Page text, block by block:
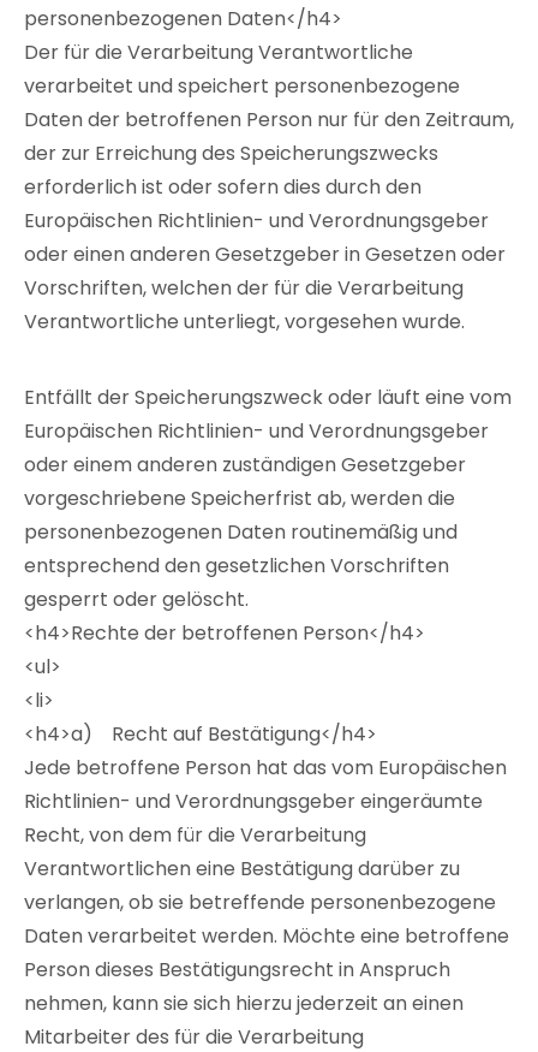
personenbezogenen Daten</h4>
Der für die Verarbeitung Verantwortliche
verarbeitet und speichert personenbezogene
Daten der betroffenen Person nur für den Zeitraum,
der zur Erreichung des Speicherungszwecks
erforderlich ist oder sofern dies durch den
Europäischen Richtlinien- und Verordnungsgeber
oder einen anderen Gesetzgeber in Gesetzen oder
Vorschriften, welchen der für die Verarbeitung
Verantwortliche unterliegt, vorgesehen wurde.
Entfällt der Speicherungszweck oder läuft eine vom
Europäischen Richtlinien- und Verordnungsgeber
oder einem anderen zuständigen Gesetzgeber
vorgeschriebene Speicherfrist ab, werden die
personenbezogenen Daten routinemäßig und
entsprechend den gesetzlichen Vorschriften
gesperrt oder gelöscht.
<h4>Rechte der betroffenen Person</h4>
<ul>
<li>
<h4>a) Recht auf Bestätigung</h4>
Jede betroffene Person hat das vom Europäischen
Richtlinien- und Verordnungsgeber eingeräumte
Recht, von dem für die Verarbeitung
Verantwortlichen eine Bestätigung darüber zu
verlangen, ob sie betreffende personenbezogene
Daten verarbeitet werden. Möchte eine betroffene
Person dieses Bestätigungsrecht in Anspruch
nehmen, kann sie sich hierzu jederzeit an einen
Mitarbeiter des für die Verarbeitung